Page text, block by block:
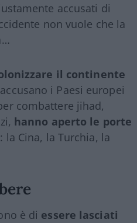
accusati di
non vuole che la
il continente
i Paesi europei
combattere jihad,
hanno aperto le porte
: la Cina, la Turchia, la
è di essere lasciati